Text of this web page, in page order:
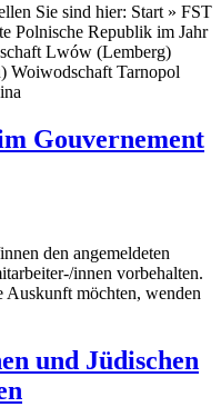
Sie sind hier: Start » FST
Polnische Republik im Jahr
Lwów (Lemberg)
Woiwodschaft Tarnopol
Gouvernement
den angemeldeten
innen vorbehalten.
Auskunft möchten, wenden
und Jüdischen